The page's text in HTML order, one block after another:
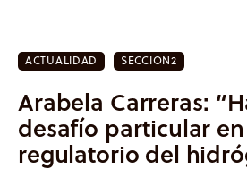
ACTUALIDAD SECCION2
Arabela Carreras:
desafío particular
regulatorio del